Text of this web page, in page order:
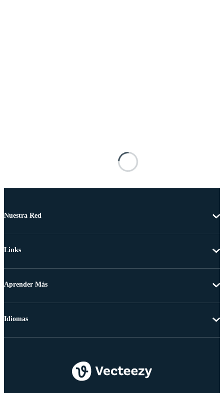
Nuestra Red
Links
Aprender Más
Idiomas